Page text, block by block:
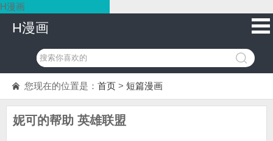
H漫画
H漫画
您现在的位置是： 首页 > 短篇漫画
妮可的帮助 英雄联盟